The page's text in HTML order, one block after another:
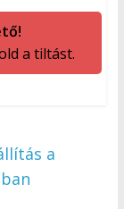
a tiltást.
a